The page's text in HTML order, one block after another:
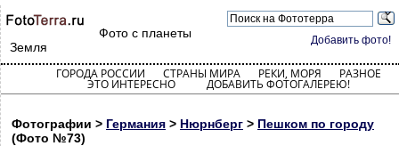
Добавить фото!
Фото с планеты
Земля
ГОРОДА РОССИИ СТРАНЫ МИРА РЕКИ, МОРЯ РАЗНОЕ
ЭТО ИНТЕРЕСНО ДОБАВИТЬ ФОТОГАЛЕРЕЮ!
Фотографии > Германия > Нюрнберг > Пешком по городу
(Фото №73)